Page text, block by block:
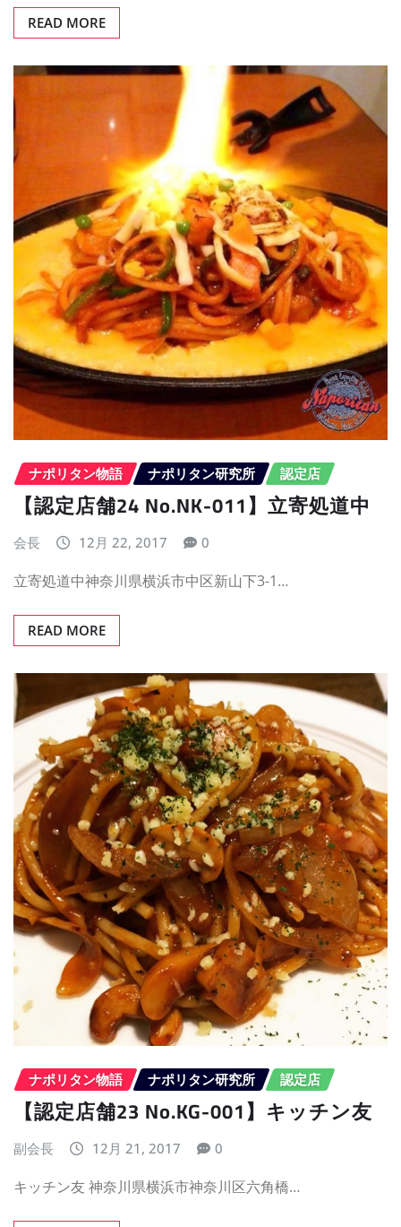
READ MORE
ナポリタン物語 ナポリタン研究所 認定店
【認定店舗24 No.NK-011】立寄処道中
会長 12月 22, 2017 0
立寄処道中神奈川県横浜市中区新山下3-1…
READ MORE
ナポリタン物語 ナポリタン研究所 認定店
【認定店舗23 No.KG-001】キッチン友
副会長 12月 21, 2017 0
キッチン友 神奈川県横浜市神奈川区六角橋…